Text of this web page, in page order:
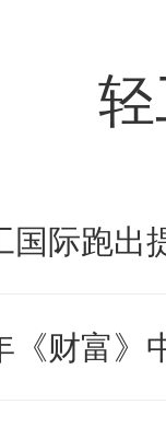
国际跑出
《财富》